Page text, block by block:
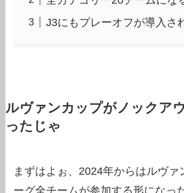
J3にもプレーオフが導入さ
ルヴァンカップがノックア
ったじゃ
まずはよぉ、2024年からはルヴァ
ーグ全チームが参加する形になっ